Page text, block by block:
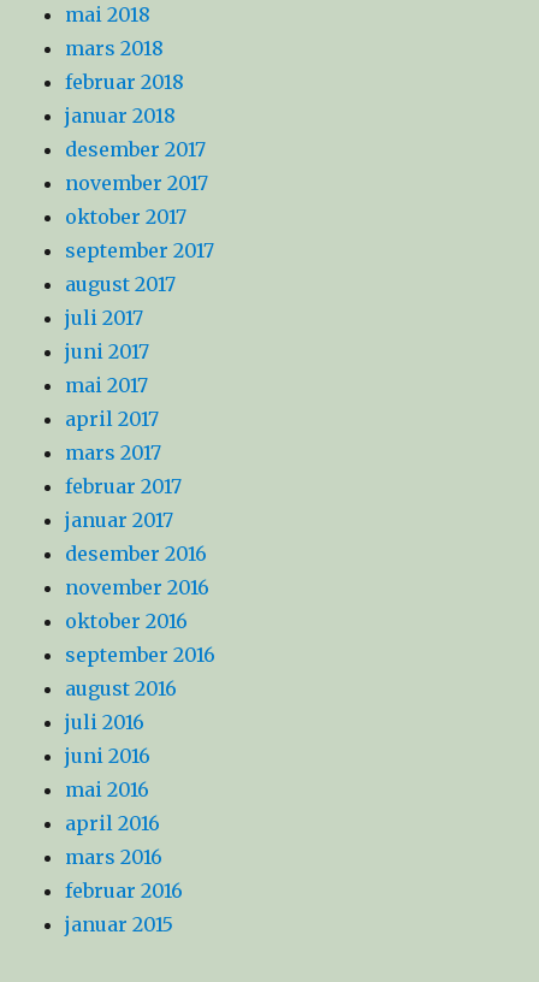
mai 2018
mars 2018
februar 2018
januar 2018
desember 2017
november 2017
oktober 2017
september 2017
august 2017
juli 2017
juni 2017
mai 2017
april 2017
mars 2017
februar 2017
januar 2017
desember 2016
november 2016
oktober 2016
september 2016
august 2016
juli 2016
juni 2016
mai 2016
april 2016
mars 2016
februar 2016
januar 2015